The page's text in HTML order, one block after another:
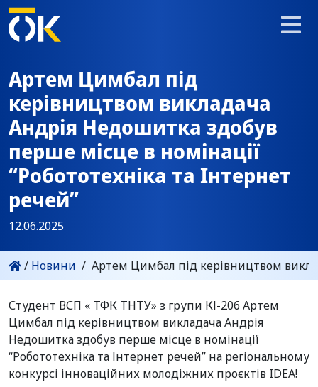
Артем Цимбал під
керівництвом викладача
Андрія Недошитка здобув
перше місце в номінації
“Робототехніка та Інтернет
речей”
12.06.2025
/ Новини / Артем Цимбал під керівництвом
Студент ВСП « ТФК ТНТУ» з групи КІ-206 Артем
Цимбал під керівництвом викладача Андрія
Недошитка здобув перше місце в номінації
“Робототехніка та Інтернет речей” на регіональному
конкурсі інноваційних молодіжних проєктів IDEA!